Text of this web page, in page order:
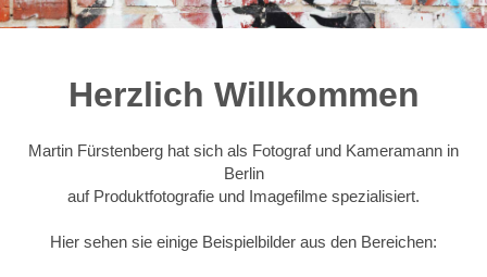
Herzlich Willkommen
Martin Fürstenberg hat sich als Fotograf und Kameramann in
Berlin
auf Produktfotografie und Imagefilme spezialisiert.
Hier sehen sie einige Beispielbilder aus den Bereichen: